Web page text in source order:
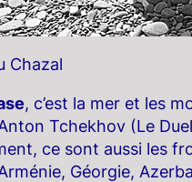
Chazal
, c’est la mer et les
Tchekhov (Le
ce sont aussi les
Géorgie,